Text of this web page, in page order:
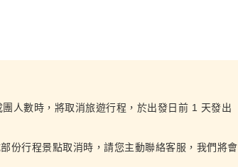
人數時，將取消旅遊行程，於出發日前 1 天發出
份行程景點取消時，請您主動聯絡客服，我們將會